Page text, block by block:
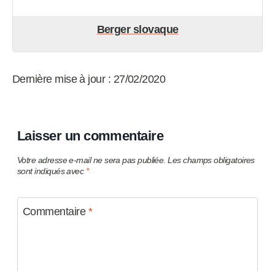
Berger slovaque
Dernière mise à jour : 27/02/2020
Laisser un commentaire
Votre adresse e-mail ne sera pas publiée. Les champs obligatoires
sont indiqués avec *
Commentaire *